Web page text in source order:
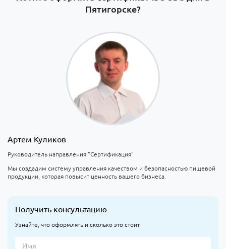
Пятигорске?
Артем Куликов
Руководитель направления "Сертификация"
Мы создадим систему управления качеством и безопасностью пищевой
продукции, которая повысит ценность вашего бизнеса.
Получить консультацию
Узнайте, что оформлять и сколько это стоит